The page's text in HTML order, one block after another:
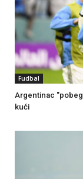
Fudbal
Argentinac
kući